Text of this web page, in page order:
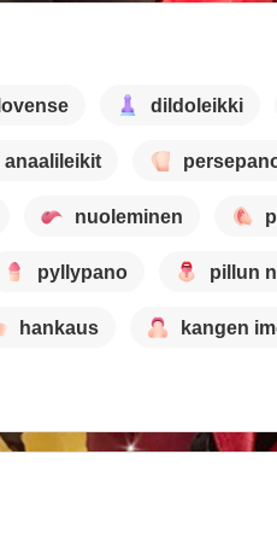
lovense dildoleikki
anaalileikit
nuoleminen
pyllypano pillun
hankaus kangen